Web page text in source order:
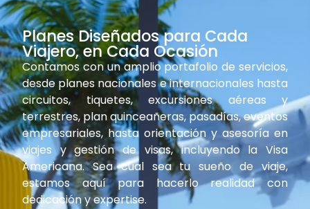
Planes Diseñados para Cada
Viajero, en Cada Ocasión
Contamos con un amplio portafolio de servicios,
desde planes nacionales e internacionales hasta
circuitos, tiquetes, excursiones aéreas y
terrestres, plan quinceañeras, pasadías, eventos
empresariales, hasta orientación y asesoría en
viajes y gestión de visas, incluyendo la Visa
Americana. Sea cual sea tu sueño de viaje,
estamos aquí para hacerlo realidad con
dedicación y expertise.